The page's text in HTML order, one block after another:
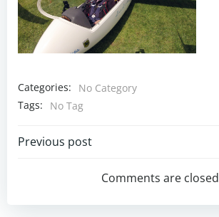
Categories:
No Category
Tags:
No Tag
Post
navigation
Previous post
Comments are closed